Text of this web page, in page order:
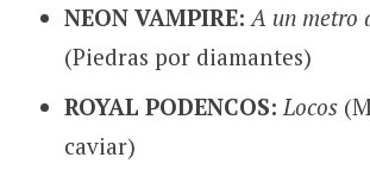
NEON VAMPIRE: A un metro
(Piedras por diamantes)
ROYAL PODENCOS:Locos
caviar)